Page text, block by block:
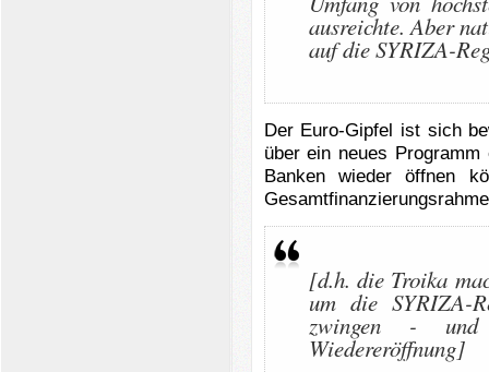
ausreichte. Aber
auf die SYRIZA-
Der Euro-Gipfel ist sich
über ein neues
Banken wieder öffnen
[d.h. die Troika
um die SYRIZA-
zwingen -
Wiedereröffnung]